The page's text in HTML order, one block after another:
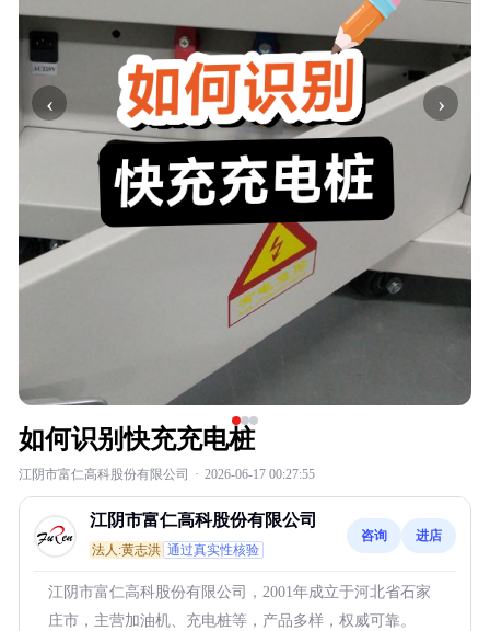
‹ ›
如何识别快充充电桩
江阴市富仁高科股份有限公司 · 2026-06-17 00:27:55
江阴市富仁高科股份有限公司
法人:黄志洪 通过真实性核验
咨询 进店
江阴市富仁高科股份有限公司，2001年成立于河北省石家
庄市，主营加油机、充电桩等，产品多样，权威可靠。